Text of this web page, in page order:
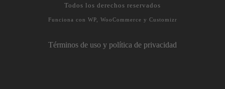
Todos los derechos reservados
Funciona con WP, WooCommerce y Customizr
Términos de uso y política de privacidad